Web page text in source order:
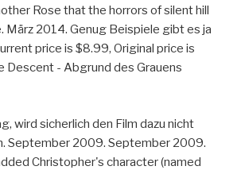
Rose that the horrors of silent hill
März 2014. Genug Beispiele gibt es ja
price is $8.99, Original price is
Descent - Abgrund des Grauens
wird sicherlich den Film dazu nicht
September 2009. September 2009.
Christopher's character (named